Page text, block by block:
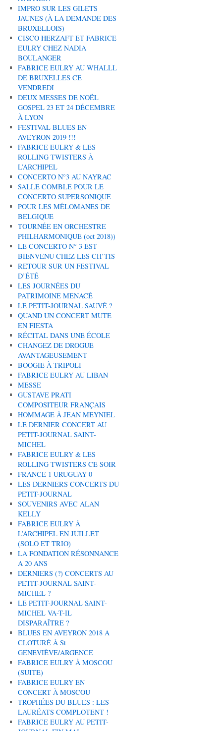
IMPRO SUR LES GILETS
JAUNES (À LA DEMANDE DES
BRUXELLOIS)
CISCO HERZAFT ET FABRICE
EULRY CHEZ NADIA
BOULANGER
FABRICE EULRY AU WHALLL
DE BRUXELLES CE
VENDREDI
DEUX MESSES DE NOËL
GOSPEL 23 ET 24 DÉCEMBRE
À LYON
FESTIVAL BLUES EN
AVEYRON 2019 !!!
FABRICE EULRY & LES
ROLLING TWISTERS À
L’ARCHIPEL
CONCERTO N°3 AU NAYRAC
SALLE COMBLE POUR LE
CONCERTO SUPERSONIQUE
POUR LES MÉLOMANES DE
BELGIQUE
TOURNÉE EN ORCHESTRE
PHILHARMONIQUE (oct 2018))
LE CONCERTO N° 3 EST
BIENVENU CHEZ LES CH’TIS
RETOUR SUR UN FESTIVAL
D’ÉTÉ
LES JOURNÉES DU
PATRIMOINE MENACÉ
LE PETIT-JOURNAL SAUVÉ ?
QUAND UN CONCERT MUTE
EN FIESTA
RÉCITAL DANS UNE ÉCOLE
CHANGEZ DE DROGUE
AVANTAGEUSEMENT
BOOGIE À TRIPOLI
FABRICE EULRY AU LIBAN
MESSE
GUSTAVE PRATI
COMPOSITEUR FRANÇAIS
HOMMAGE À JEAN MEYNIEL
LE DERNIER CONCERT AU
PETIT-JOURNAL SAINT-
MICHEL
FABRICE EULRY & LES
ROLLING TWISTERS CE SOIR
FRANCE 1 URUGUAY 0
LES DERNIERS CONCERTS DU
PETIT-JOURNAL
SOUVENIRS AVEC ALAN
KELLY
FABRICE EULRY À
L’ARCHIPEL EN JUILLET
(SOLO ET TRIO)
LA FONDATION RÉSONNANCE
A 20 ANS
DERNIERS (?) CONCERTS AU
PETIT-JOURNAL SAINT-
MICHEL ?
LE PETIT-JOURNAL SAINT-
MICHEL VA-T-IL
DISPARAÎTRE ?
BLUES EN AVEYRON 2018 A
CLOTURÉ À St
GENEVIÈVE/ARGENCE
FABRICE EULRY À MOSCOU
(SUITE)
FABRICE EULRY EN
CONCERT À MOSCOU
TROPHÉES DU BLUES : LES
LAURÉATS COMPLOTENT !
FABRICE EULRY AU PETIT-